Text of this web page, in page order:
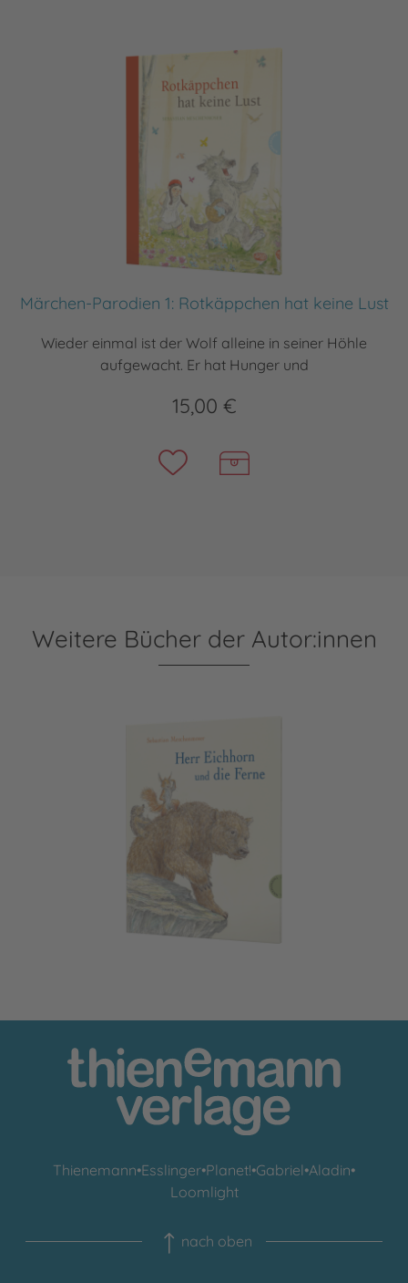
Märchen-Parodien 1: Rotkäppchen hat keine Lust
Wieder einmal ist der Wolf alleine in seiner Höhle
aufgewacht. Er hat Hunger und
15,00 €
Weitere Bücher der Autor:innen
Herr Eichhorn: Herr Eichhorn und die Ferne
Thienemann•Esslinger•Planet!•Gabriel•Aladin•
Loomlight
nach oben